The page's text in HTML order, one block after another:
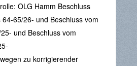
OLG Hamm Beschluss
65/26- und Beschluss vom
und Beschluss vom
zu korrigierender